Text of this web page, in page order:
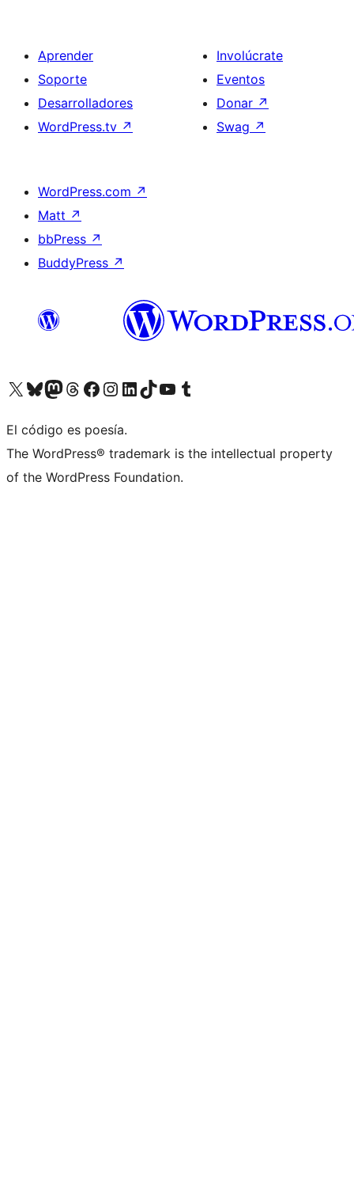
Aprender
Soporte
Desarrolladores
WordPress.tv ↗
Involúcrate
Eventos
Donar ↗
Swag ↗
WordPress.com ↗
Matt ↗
bbPress ↗
BuddyPress ↗
Visita nuestra cuenta de X (anteriormente Twitter)
Visita nuestra cuenta de Bluesky
Visita nuestra cuenta de Mastodon
Visita nuestra cuenta de Threads
Visita nuestra página de Facebook
Visita nuestra cuenta de Instagram
Visita nuestra cuenta de LinkedIn
Visita nuestra cuenta de TikTok
Visita nuestro canal de YouTube
Visita nuestra cuenta de Tumblr
El código es poesía.
The WordPress® trademark is the intellectual property
of the WordPress Foundation.